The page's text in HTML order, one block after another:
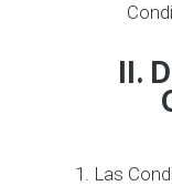
II.
Las